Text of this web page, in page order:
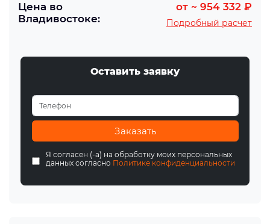
Цена во
Владивостоке:
от ~ 954 332 ₽
Подробный расчет
Оставить заявку
Заказать
Я согласен (-а) на обработку моих персональных
данных согласно Политике конфиденциальности